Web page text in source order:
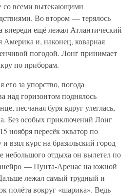
со всеми вытекающими
Во втором — терялось
впереди ещё лежал Атлантический
Америка и, наконец, коварная
погодой. Лонг принимает
по приборам.
его за упорство, погода
над горизонтом поднялось
песчаная буря вдруг улеглась,
Без особых приключений Лонг
ноября пересёк экватор по
взял курс на бразильский город
небольшого отдыха он вылетел по
— Пунта-Аренас на южной
лежал самый трудный и
полёта вокруг «шарика». Ведь